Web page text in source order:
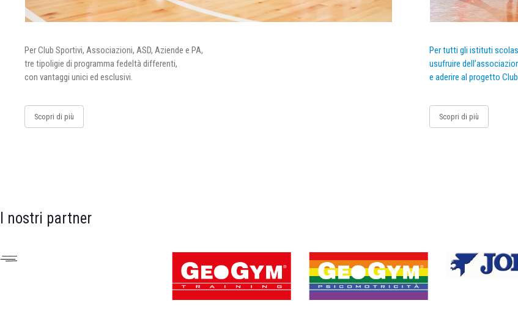
Per Club Sportivi, Associazioni, ASD, Aziende e PA,
tre tipoligie di programma fedeltà differenti,
con vantaggi unici ed esclusivi.
Scopri di più
Per tutti gli istituti
usufruire
e aderire al progetto
Scopri di più
I nostri partner